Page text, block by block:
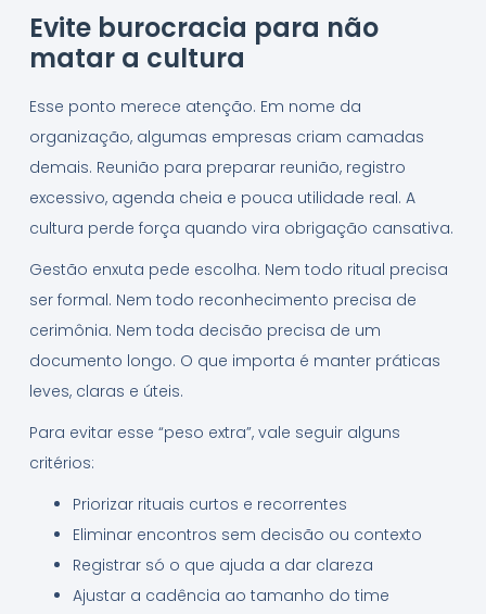
Evite burocracia para não
matar a cultura
Esse ponto merece atenção. Em nome da
organização, algumas empresas criam camadas
demais. Reunião para preparar reunião, registro
excessivo, agenda cheia e pouca utilidade real. A
cultura perde força quando vira obrigação cansativa.
Gestão enxuta pede escolha. Nem todo ritual precisa
ser formal. Nem todo reconhecimento precisa de
cerimônia. Nem toda decisão precisa de um
documento longo. O que importa é manter práticas
leves, claras e úteis.
Para evitar esse “peso extra”, vale seguir alguns
critérios:
Priorizar rituais curtos e recorrentes
Eliminar encontros sem decisão ou contexto
Registrar só o que ajuda a dar clareza
Ajustar a cadência ao tamanho do time